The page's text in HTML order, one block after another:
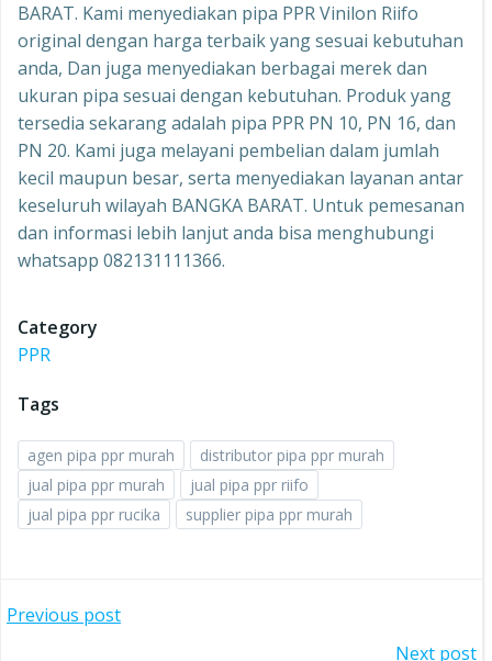
BARAT. Kami menyediakan pipa PPR Vinilon Riifo
original dengan harga terbaik yang sesuai kebutuhan
anda, Dan juga menyediakan berbagai merek dan
ukuran pipa sesuai dengan kebutuhan. Produk yang
tersedia sekarang adalah pipa PPR PN 10, PN 16, dan
PN 20. Kami juga melayani pembelian dalam jumlah
kecil maupun besar, serta menyediakan layanan antar
keseluruh wilayah BANGKA BARAT. Untuk pemesanan
dan informasi lebih lanjut anda bisa menghubungi
whatsapp 082131111366.
Category
PPR
Tags
agen pipa ppr murah
distributor pipa ppr murah
jual pipa ppr murah
jual pipa ppr riifo
jual pipa ppr rucika
supplier pipa ppr murah
Post
Previous post
Next post